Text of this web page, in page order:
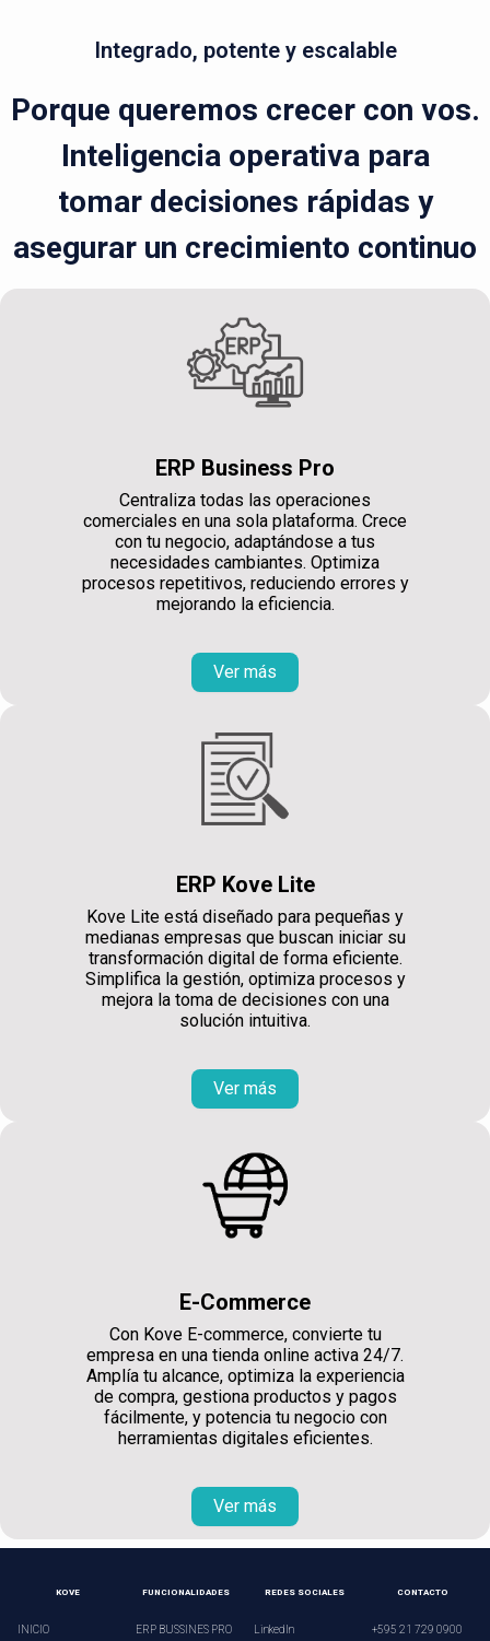
Integrado, potente y escalable
Porque queremos crecer con vos.
Inteligencia operativa para
tomar decisiones rápidas y
asegurar un crecimiento continuo
ERP Business Pro
Centraliza todas las operaciones
comerciales en una sola plataforma. Crece
con tu negocio, adaptándose a tus
necesidades cambiantes. Optimiza
procesos repetitivos, reduciendo errores y
mejorando la eficiencia.
Ver más
ERP Kove Lite
Kove Lite está diseñado para pequeñas y
medianas empresas que buscan iniciar su
transformación digital de forma eficiente.
Simplifica la gestión, optimiza procesos y
mejora la toma de decisiones con una
solución intuitiva.
Ver más
E-Commerce
Con Kove E-commerce, convierte tu
empresa en una tienda online activa 24/7.
Amplía tu alcance, optimiza la experiencia
de compra, gestiona productos y pagos
fácilmente, y potencia tu negocio con
herramientas digitales eficientes.
Ver más
KOVE
INICIO
FUNCIONALIDADES
ERP BUSSINES PRO
REDES SOCIALES
LinkedIn
CONTACTO
+595 21 729 0900